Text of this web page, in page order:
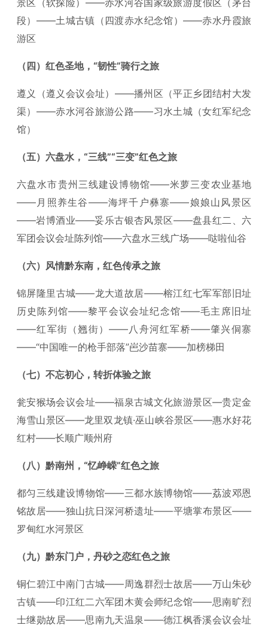
景区（软探险）——赤水河谷国家级旅游度假区（茅台
段）——土城古镇（四渡赤水纪念馆）——赤水丹霞旅
游区
（四）红色圣地，“韧性”骑行之旅
遵义（遵义会议会址）——播州区（平正乡团结村大发
渠）——赤水河谷旅游公路——习水土城（女红军纪念
馆）
（五）六盘水，“三线”“三变”红色之旅
六盘水市贵州三线建设博物馆——米萝三变农业基地
——月照养生谷——海坪千户彝寨——娘娘山风景区
——岩博酒业——妥乐古银杏风景区——盘县红二、六
军团会议会址陈列馆——六盘水三线广场——哒啦仙谷
（六）风情黔东南，红色传承之旅
锦屏隆里古城——龙大道故居——榕江红七军军部旧址
历史陈列馆——黎平会议会址纪念馆——毛主席旧址
——红军街（翘街）——八舟河红军桥——肇兴侗寨
——“中国唯一的枪手部落”岜沙苗寨——加榜梯田
（七）不忘初心，转折体验之旅
瓮安猴场会议会址——福泉古城文化旅游景区—贵定金
海雪山景区——龙里双龙镇·巫山峡谷景区——惠水好花
红村——长顺广顺州府
（八）黔南州，“忆峥嵘”红色之旅
都匀三线建设博物馆——三都水族博物馆——荔波邓恩
铭故居——独山抗日深河桥遗址——平塘掌布景区——
罗甸红水河景区
（九）黔东门户，丹砂之恋红色之旅
铜仁碧江中南门古城——周逸群烈士故居——万山朱砂
古镇——印江红二六军团木黄会师纪念馆——思南旷烈
士继勋故居——思南九天温泉——德江枫香溪会议会址